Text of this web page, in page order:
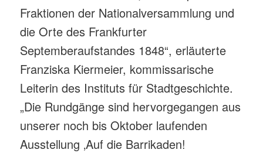
Fraktionen der Nationalversammlung und
die Orte des Frankfurter
Septemberaufstandes 1848“, erläuterte
Franziska Kiermeier, kommissarische
Leiterin des Instituts für Stadtgeschichte.
„Die Rundgänge sind hervorgegangen aus
unserer noch bis Oktober laufenden
Ausstellung ‚Auf die Barrikaden!